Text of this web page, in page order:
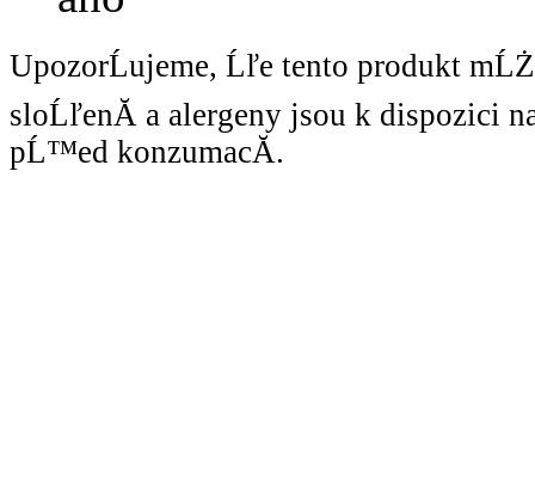
UpozorĹujeme, Ĺľe tento produkt
sloĹľenĂ­ a alergeny jsou k dispozici
pĹ™ed konzumacĂ­.